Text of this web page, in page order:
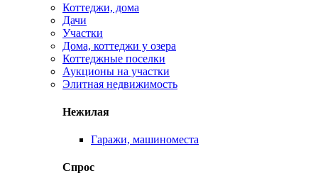
Коттеджи, дома
Дачи
Участки
Дома, коттеджи у озера
Коттеджные поселки
Аукционы на участки
Элитная недвижимость
Нежилая
Гаражи, машиноместа
Спрос